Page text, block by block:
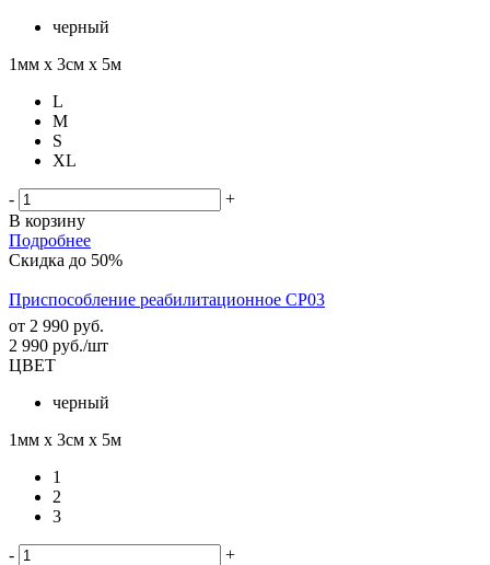
черный
1мм х 3см х 5м
L
M
S
XL
-
+
В корзину
Подробнее
Скидка до 50%
Приспособление реабилитационное СР03
от 2 990 руб.
2 990 руб./шт
ЦВЕТ
черный
1мм х 3см х 5м
1
2
3
-
+